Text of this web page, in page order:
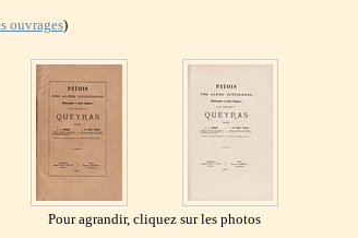
ouvrages)
Pour agrandir, cliquez sur les photos